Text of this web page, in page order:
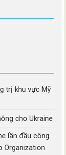
trị khu vực Mỹ
cho Ukraine
lần đầu công
Organization